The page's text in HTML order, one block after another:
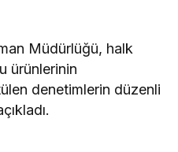
Müdürlüğü, halk
ürünlerinin
denetimlerin düzenli